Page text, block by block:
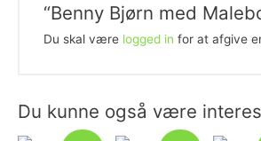
“Benny Bjørn med
Du skal være logged in for at afgive
Du kunne også være